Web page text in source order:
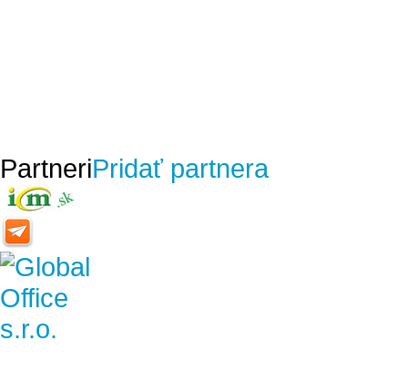
PartneriPridať partnera